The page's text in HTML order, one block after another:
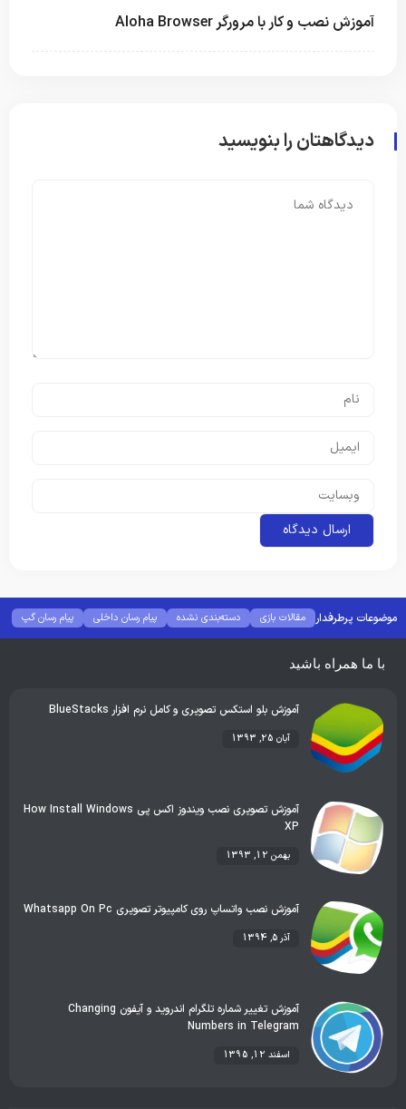
آموزش نصب و کار با مرورگر Aloha Browser
دیدگاهتان را بنویسید
موضوعات پرطرفدار مقالات بازی دسته‌بندی نشده پیام رسان داخلی
پیام رسان گپ
بهترین گجت ها
هوش مصنوعی
رفع خطا و ارور
با ما همراه باشید
آموزش بلو استکس تصویری و کامل نرم افزار BlueStacks
آبان 25, 1393
آموزش تصویری نصب ویندوز اکس پی How Install Windows
XP
بهمن 12, 1393
آموزش نصب واتساپ روی کامپیوتر تصویری Whatsapp On Pc
آذر 5, 1394
آموزش تغییر شماره تلگرام اندروید و آیفون Changing
Numbers in Telegram
اسفند 12, 1395